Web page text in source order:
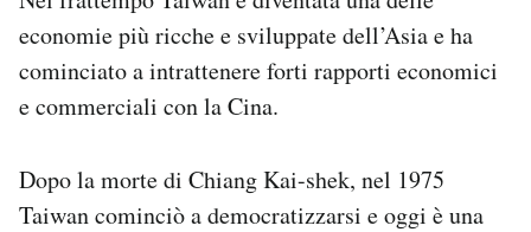
economie più ricche e sviluppate dell’Asia e ha
cominciato a intrattenere forti rapporti economici
e commerciali con la Cina.
Dopo la morte di Chiang Kai-shek, nel 1975
Taiwan cominciò a democratizzarsi e oggi è una